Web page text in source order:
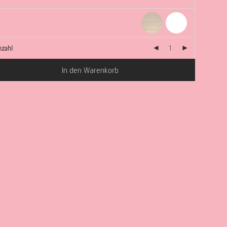
In den Warenkorb